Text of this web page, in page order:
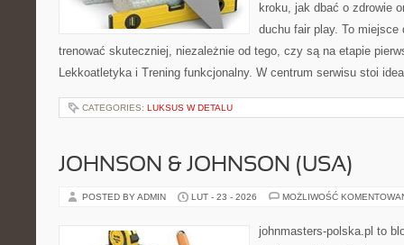
kroku, jak dbać o zdrowie
duchu fair play. To
trenować skuteczniej, niezależnie od tego, czy są na etapie
Lekkoatletyka i Trening funkcjonalny. W centrum serwisu stoi
CATEGORIES: LUKSUS W DETALU
JOHNSON & JOHNSON (USA)
POSTED BY ADMIN LUT - 23 - 2026 MOŻLIWOŚĆ
johnmasters-polska.pl to